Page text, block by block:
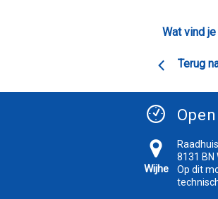
Wat vind
Terug
Wijhe
8131 BN
Op dit